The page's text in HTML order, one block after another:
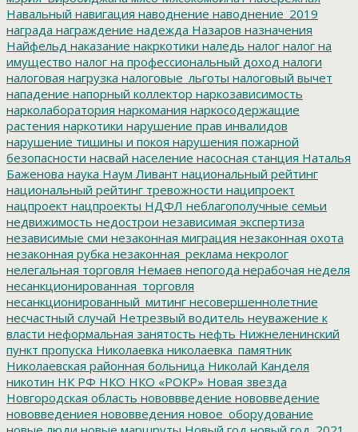
Навальный навигация наводнение наводнение_2019
награда награждение надежда Назаров назначения
Найфельд наказание накркотики наледь налог налог на
имущество налог на профессиональный доход налоги
налоговая нагрузка налоговые_льготы налоговый вычет
нападение напорный коллектор наркозависимость
нарколаборатория наркомания наркосодержащие
растения наркотики нарушение прав инвалидов
нарушение тишины и покоя нарушения пожарной
безопасности насвай население насосная станция Наталья
Баженова наука Наум Ливант национальный рейтинг
национальный рейтинг тревожности наципроект
нацпроект нацпроекты НДФЛ неблагополучные семьи
недвижимость недострои независимая экспертиза
независимые сми незаконная миграция незаконная охота
незаконная рубка незаконная_реклама некролог
нелегальная торговля Немаев непогода нерабочая неделя
несанкционированная_торговля
несанкционированный_митинг несовершеннолетние
несчастный случай Нетрезвый водитель неуважение к
власти неформальная занятость нефть Нижнеленинский
пункт пропуска Николаевка николаевка_памятник
Николаевская районная больница Николай Канделя
никотин НК РФ НКО НКО «РОКР» Новая звезда
Новгородская область нововвведение нововведение
нововведениея нововведения новое_оборудование